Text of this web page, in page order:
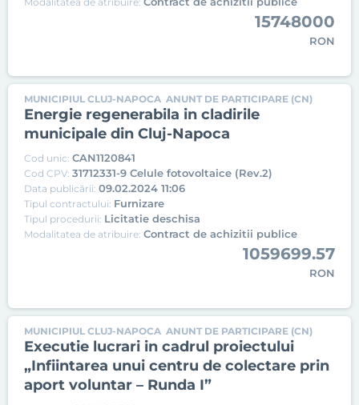
15748000
RON
MUNICIPIUL CLUJ-NAPOCA ANUNT DE PARTICIPARE (CN)
Energie regenerabila in cladirile
municipale din Cluj-Napoca
Cod unic: CAN1120841
Cod CPV: 31712331-9 Celule fotovoltaice (Rev.2)
Data publicării: 09.02.2024 11:06
Tipul contractului: Furnizare
Tipul procedurii: Licitatie deschisa
Modalitatea de atribuire: Contract de achizitii publice
1059699.57
RON
MUNICIPIUL CLUJ-NAPOCA ANUNT DE PARTICIPARE (CN)
Executie lucrari in cadrul proiectului
„Infiintarea unui centru de colectare prin
aport voluntar – Runda I”